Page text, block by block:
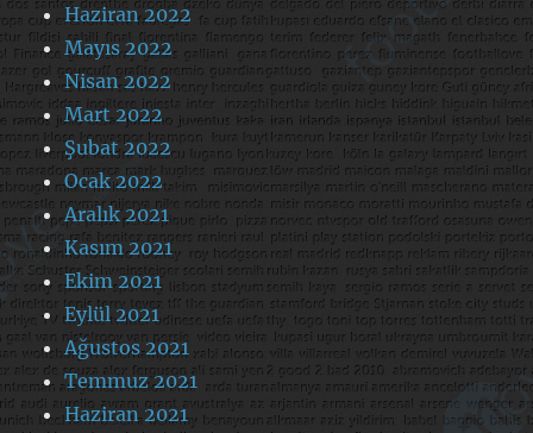
Haziran 2022
Mayıs 2022
Nisan 2022
Mart 2022
Şubat 2022
Ocak 2022
Aralık 2021
Kasım 2021
Ekim 2021
Eylül 2021
Ağustos 2021
Temmuz 2021
Haziran 2021